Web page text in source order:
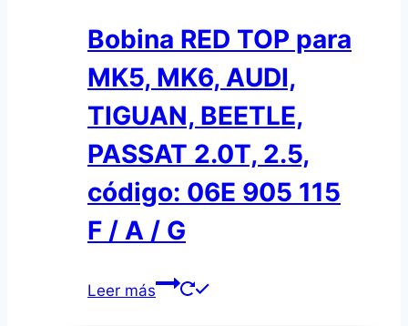
Bobina RED TOP para
MK5, MK6, AUDI,
TIGUAN, BEETLE,
PASSAT 2.0T, 2.5,
código: 06E 905 115
F / A / G
Leer más